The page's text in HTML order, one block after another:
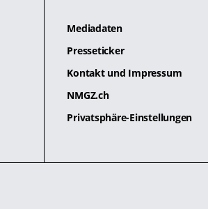
Mediadaten
Presseticker
Kontakt und Impressum
NMGZ.ch
Privatsphäre-Einstellungen